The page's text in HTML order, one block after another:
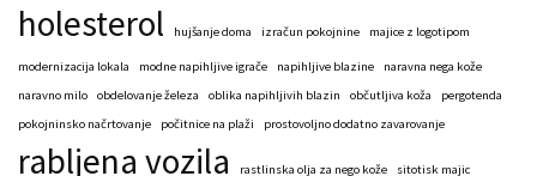
holesterol hujšanje doma izračun pokojnine majice z logotipom
modernizacija lokala modne napihljive igrače napihljive blazine
naravna nega kože
naravno milo
obdelovanje železa oblika napihljivih blazin občutljiva koža
pergotenda
pokojninsko načrtovanje
počitnice na plaži prostovoljno dodatno zavarovanje
rabljena vozila rastlinska olja za nego kože sitotisk majic